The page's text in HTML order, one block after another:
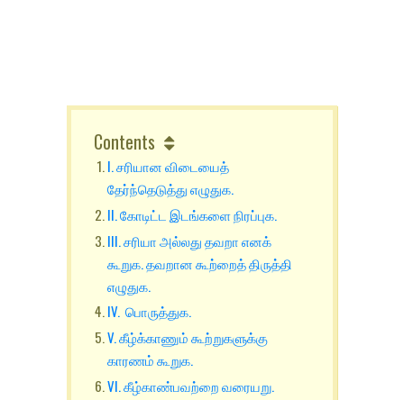
Contents
I. சரியான விடையைத்
தேர்ந்தெடுத்து எழுதுக.
II. கோடிட்ட இடங்களை நிரப்புக.
III. சரியா அல்லது தவறா எனக்
கூறுக. தவறான கூற்றைத் திருத்தி
எழுதுக.
IV. பொருத்துக.
V. கீழ்க்காணும் கூற்றுகளுக்கு
காரணம் கூறுக.
VI. கீழ்காண்பவற்றை வரையறு.